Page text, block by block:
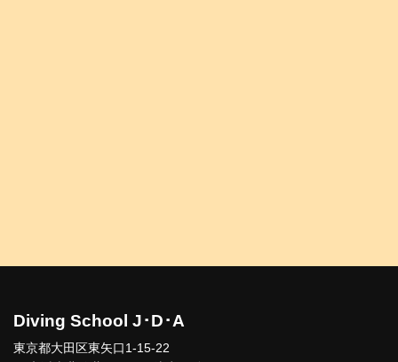
Diving School J･D･A
東京都大田区東矢口1-15-22